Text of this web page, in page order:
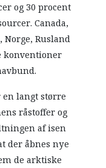
og 30 procent
Canada,
Rusland
konventioner
langt større
råstoffer og
af isen
der åbnes nye
de arktiske